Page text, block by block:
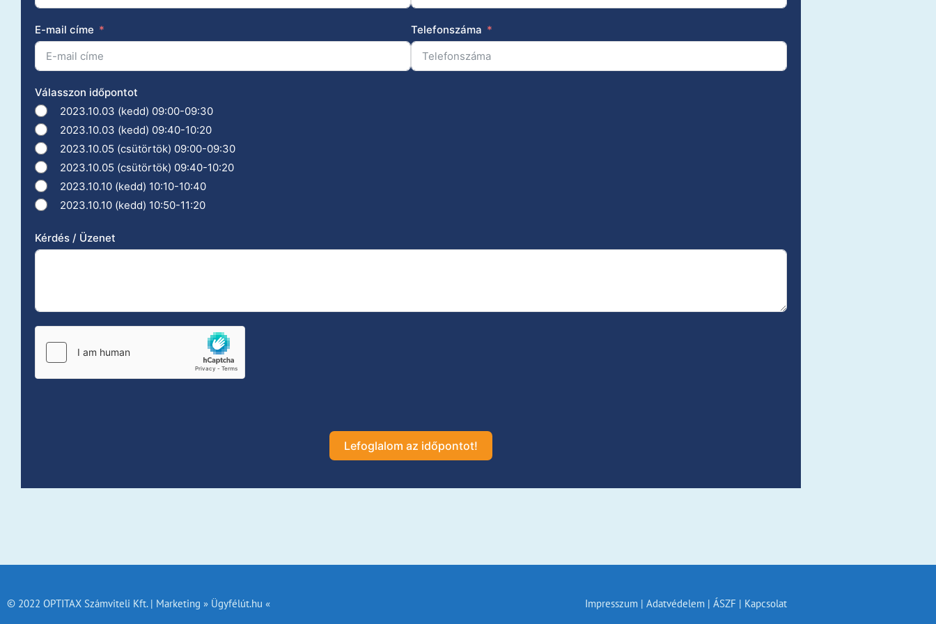
E-mail címe Telefonszáma
Válasszon időpontot
2023.10.03 (kedd) 09:00-09:30
2023.10.03 (kedd) 09:40-10:20
2023.10.05 (csütörtök) 09:00-09:30
2023.10.05 (csütörtök) 09:40-10:20
2023.10.10 (kedd) 10:10-10:40
2023.10.10 (kedd) 10:50-11:20
Kérdés / Üzenet
Lefoglalom az időpontot!
© 2022 OPTITAX Számviteli Kft. | Marketing » Ügyfélút.hu « Impresszum | Adatvédelem | ÁSZF | Kapcsolat